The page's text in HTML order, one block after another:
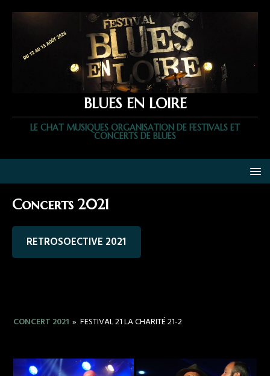
BLUES EN LOIRE
LE CHAT MUSIQUES ORGANISATION DE FESTIVALS ET
CONCERTS DE BLUES
Concerts 2021
RETROSOECTIVE 2021
CONCERT 2021 » FESTIVAL 21 LA CHARITÉ 21-2